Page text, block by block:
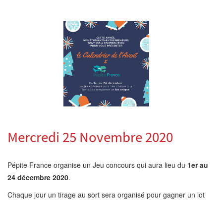
Mercredi 25 Novembre 2020
Pépite France organise un Jeu concours qui aura lieu du 1er au
24 décembre 2020.
Chaque jour un tirage au sort sera organisé pour gagner un lot